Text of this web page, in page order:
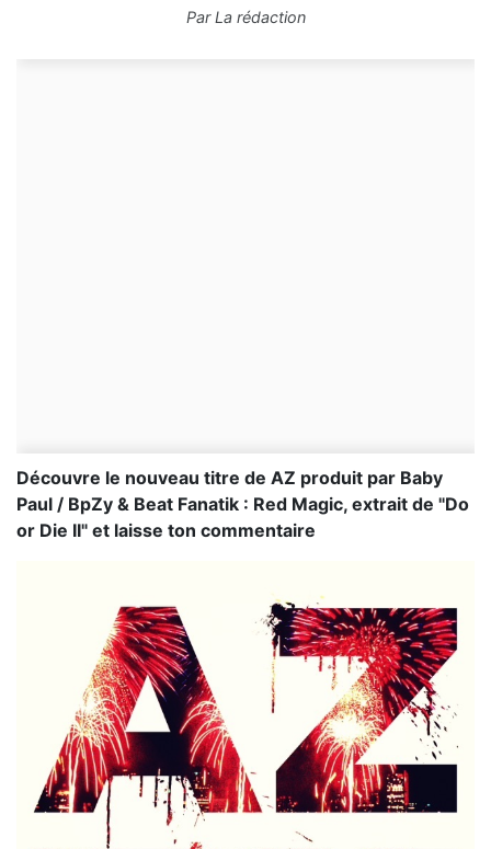
ParLa rédaction
Découvre le nouveau titre de AZ produit par Baby
Paul / BpZy & Beat Fanatik : Red Magic, extrait de "Do
or Die II" et laisse ton commentaire